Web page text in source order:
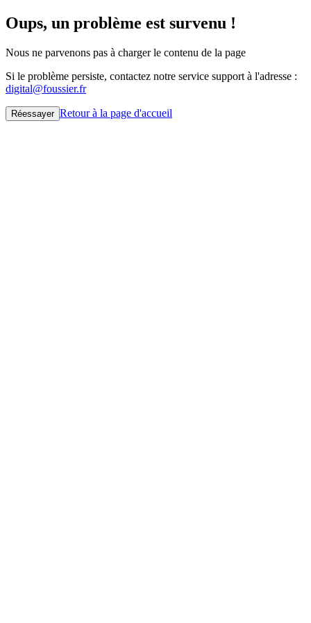
Oups, un problème est survenu !
Nous ne parvenons pas à charger le contenu de la page
Si le problème persiste, contactez notre service support à l'adresse :
digital@foussier.fr
Réessayer Retour à la page d'accueil